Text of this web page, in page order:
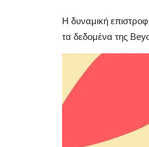
Η δυναμική
τα δεδομένα της